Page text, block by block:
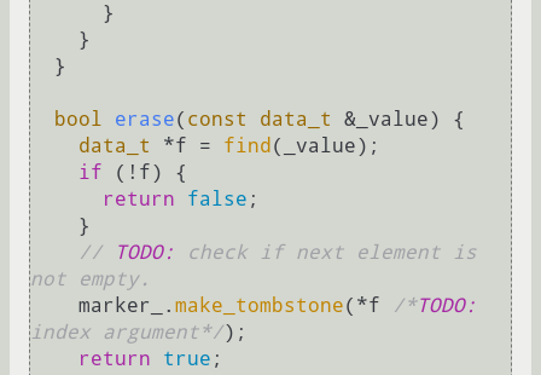
bool erase( const data_t &_value)
{
data_t
*f = find (_value);
if (!f) {
return
false ;
//
TODO:
check if next element is
not empty.
    marker_.
make_tombstone(*f /*TODO:
index argument*/);
return
true ;